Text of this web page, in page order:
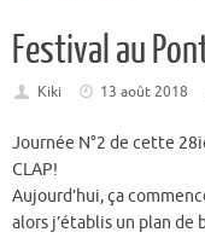
Festival au
Kiki 13 août 2018
Journée N°2 de cette
CLAP!
Aujourd’hui, ça
alors j’établis un plan de